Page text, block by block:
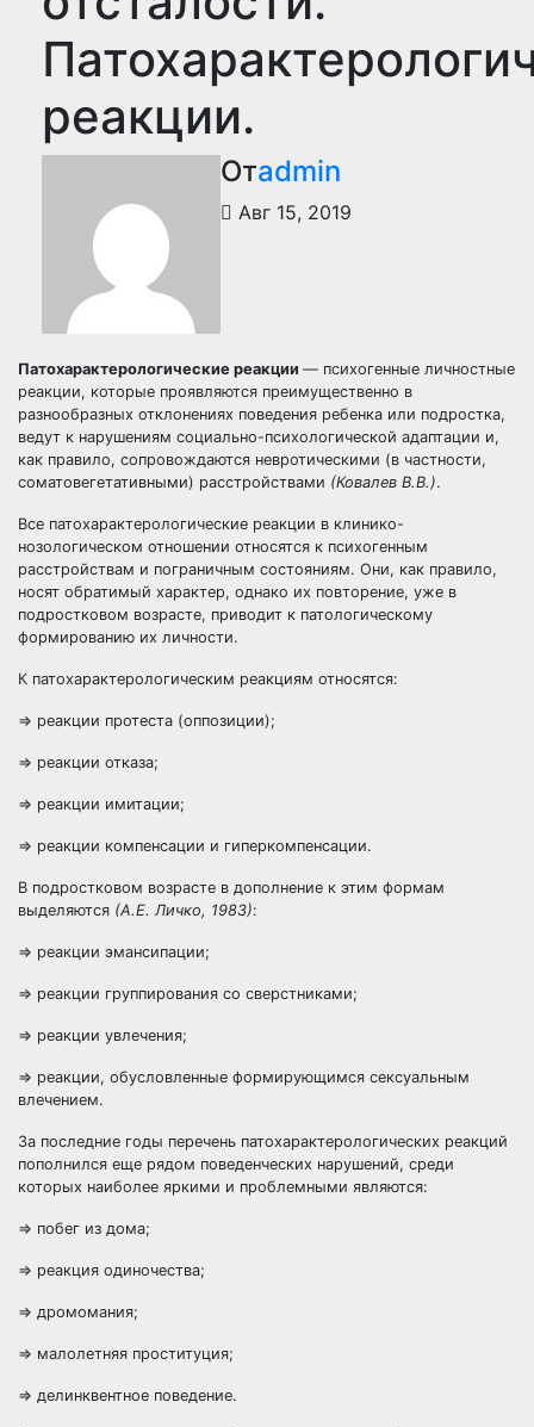
реакции.
Отadmin
Авг 15, 2019
Патохарактерологические реакции — психогенные личностные
реакции, которые проявляются преимущественно в
разнообразных отклонениях поведения ребенка или подростка,
ведут к нарушениям социально-психологической адаптации и,
как правило, сопровождаются невротическими (в частности,
соматовегетативными) расстройствами (Ковалев В.В.).
Все патохарактерологические реакции в клинико-
нозологическом отношении относятся к психогенным
расстройствам и пограничным состояниям. Они, как правило,
носят обратимый характер, однако их повторение, уже в
подростковом возрасте, приводит к патологическому
формированию их личности.
К патохарактерологическим реакциям относятся:
=> реакции протеста (оппозиции);
=> реакции отказа;
=> реакции имитации;
=> реакции компенсации и гиперкомпенсации.
В подростковом возрасте в дополнение к этим формам
выделяются (А.Е. Личко, 1983):
=> реакции эмансипации;
=> реакции группирования со сверстниками;
=> реакции увлечения;
=> реакции, обусловленные формирующимся сексуальным
влечением.
За последние годы перечень патохарактерологических реакций
пополнился еще рядом поведенческих нарушений, среди
которых наиболее яркими и проблемными являются:
=> побег из дома;
=> реакция одиночества;
=> дромомания;
=> малолетняя проституция;
=> делинквентное поведение.